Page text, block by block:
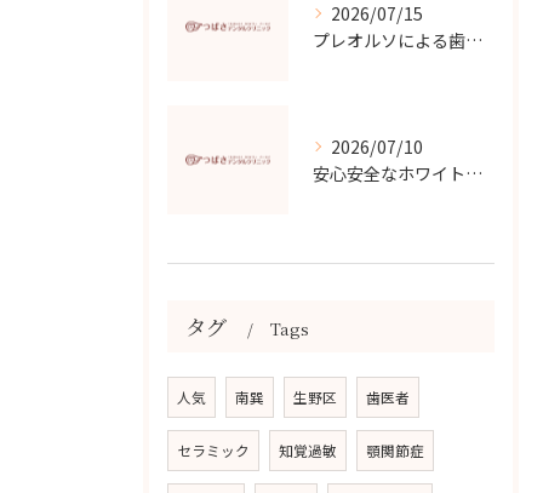
2026/07/15
プレオルソによる歯並び改善効果
2026/07/10
安心安全なホワイトニングの選び方と効果
タグ Tags
人気 南巽 生野区 歯医者
セラミック 知覚過敏 顎関節症